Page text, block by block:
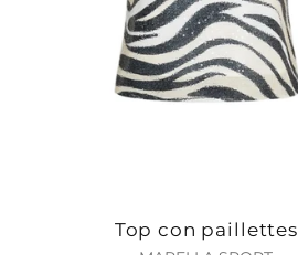
Top con paillettes